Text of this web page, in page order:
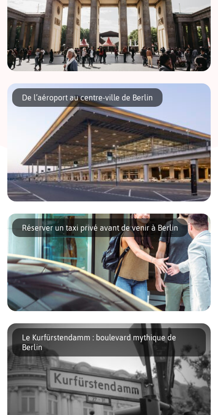
Vous comptez visiter Berlin le temps d’un week-end et vous ne
voulez rien manquer ? Berlin, ville captivante, séduit par son
énergie, sa culture et son histoire. En effet, elle […]
De l’aéroport au centre-ville de Berlin
Quels sont les moyens de transports pour vous rendre de
l’aéroport au centre ville de Berlin ? Flughafen-Express – FEX
(durée : 30 minutes ; fréquence 2 par heure) RE […]
Réserver un taxi privé avant de venir à Berlin
Que ce soit pour un voyage professionnel ou des vacances,
trouver un moyen de transport dès l’arrivée à l’aéroport peut
vite devenir stressant. Pour éviter cela, il est toujours possible […]
Le Kurfürstendamm : boulevard mythique de
Berlin